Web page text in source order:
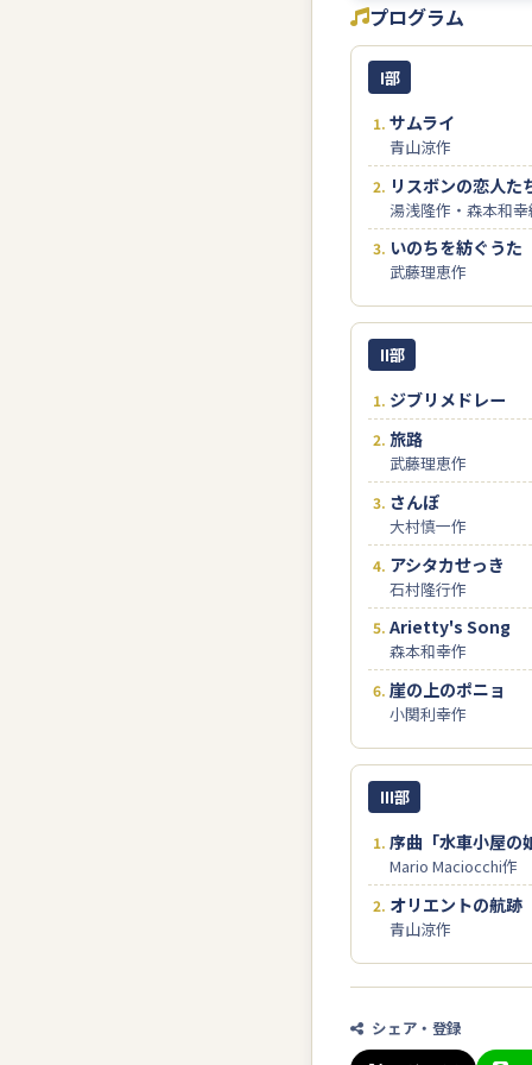
プログラム
I部
サムライ
青山涼作
リスボンの恋人た
湯浅隆作・森本和
いのちを紡ぐうた
武藤理恵作
II部
ジブリメドレー
旅路
武藤理恵作
さんぽ
大村慎一作
アシタカせっき
石村隆行作
Arietty's Song
森本和幸作
崖の上のポニョ
小関利幸作
III部
序曲「水車小屋の
Mario Maciocchi作
オリエントの航跡
青山涼作
シェア・登録